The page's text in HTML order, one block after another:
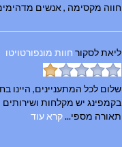
חווה מקסימה , אנשים
ליאתלסקור חוות מונפורטויטו
שלום לכל המתעניינים, היינו
בקמפינג יש מקלחות
תאורה מספי...קרא עוד